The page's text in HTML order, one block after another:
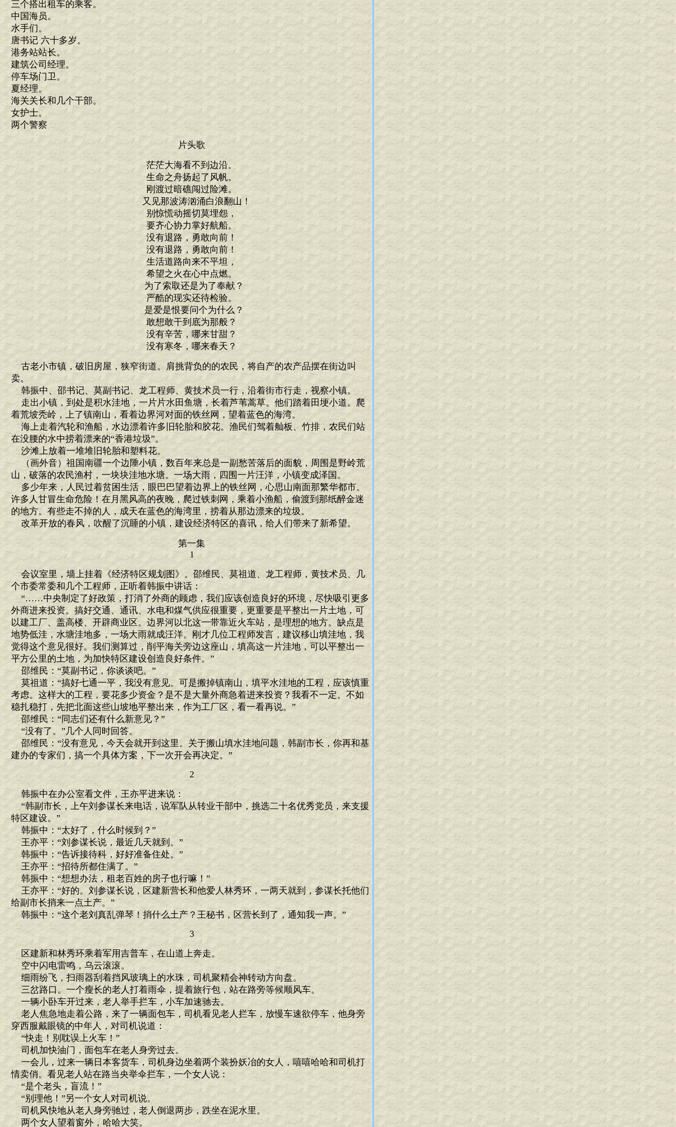
三个搭出租车的乘客。
中国海员。
水手们。
唐书记 六十多岁。
港务站站长。
建筑公司经理。
停车场门卫。
夏经理。
海关关长和几个干部。
女护士。
两个警察
片头歌
茫茫大海看不到边沿。
生命之舟扬起了风帆。
刚渡过暗礁闯过险滩。
又见那波涛汹涌白浪翻山！
别惊慌动摇切莫埋怨，
要齐心协力掌好航船。
没有退路，勇敢向前！
没有退路，勇敢向前！
生活道路向来不平坦，
希望之火在心中点燃。
为了索取还是为了奉献？
严酷的现实还待检验。
是爱是恨要问个为什么？
敢想敢干到底为那般？
没有辛苦，哪来甘甜？
没有寒冬，哪来春天？
古老小市镇，破旧房屋，狭窄街道。肩挑背负的的农民，将自产的农产品摆在街边叫
卖。
韩振中、邵书记、莫副书记、龙工程师、黄技术员一行，沿着街市行走，视察小镇。
走出小镇，到处是积水洼地，一片片水田鱼塘，长着芦苇蒿草。他们踏着田埂小道。爬
着荒坡秃岭，上了镇南山，看着边界河对面的铁丝网，望着蓝色的海湾。
海上走着汽轮和渔船，水边漂着许多旧轮胎和胶花。渔民们驾着舢板、竹排，农民们站
在没腰的水中捞着漂来的“香港垃圾”。
沙滩上放着一堆堆旧轮胎和塑料花。
（画外音）祖国南疆一个边陲小镇，数百年来总是一副愁苦落后的面貌，周围是野岭荒
山，破落的农民渔村，一块块洼地水塘。一场大雨，四围一片汪洋，小镇变成泽国。
多少年来，人民过着贫困生活，眼巴巴望着边界上的铁丝网，心思山南面那繁华都市。
许多人甘冒生命危险！在月黑风高的夜晚，爬过铁刺网，乘着小渔船，偷渡到那纸醉金迷
的地方。有些走不掉的人，成天在蓝色的海湾里，捞着从那边漂来的垃圾。
改革开放的春风，吹醒了沉睡的小镇，建设经济特区的喜讯，给人们带来了新希望。
第一集
1
会议室里，墙上挂着《经济特区规划图》。邵维民、莫祖道、龙工程师，黄技术员、几
个市委常委和几个工程师，正听着韩振中讲话：
“……中央制定了好政策，打消了外商的顾虑，我们应该创造良好的环境，尽快吸引更多
外商进来投资。搞好交通、通讯、水电和煤气供应很重要，更重要是平整出一片土地，可
以建工厂、盖高楼、开辟商业区。边界河以北这一带靠近火车站，是理想的地方。缺点是
地势低洼，水塘洼地多，一场大雨就成汪洋。刚才几位工程师发言，建议移山填洼地，我
觉得这个意见很好。我们测算过，削平海关旁边这座山，填高这一片洼地，可以平整出一
平方公里的土地，为加快特区建设创造良好条件。”
邵维民：“莫副书记，你谈谈吧。”
莫祖道：“搞好七通一平，我没有意见。可是搬掉镇南山，填平水洼地的工程，应该慎重
考虑。这样大的工程，要花多少资金？是不是大量外商急着进来投资？我看不一定。不如
稳扎稳打，先把北面这些山坡地平整出来，作为工厂区，看一看再说。”
邵维民：“同志们还有什么新意见？”
“没有了。”几个人同时回答。
邵维民：“没有意见，今天会就开到这里。关于搬山填水洼地问题，韩副市长，你再和基
建办的专家们，搞一个具体方案，下一次开会再决定。”
2
韩振中在办公室看文件，王亦平进来说：
“韩副市长，上午刘参谋长来电话，说军队从转业干部中，挑选二十名优秀党员，来支援
特区建设。”
韩振中：“太好了，什么时候到？”
王亦平：“刘参谋长说，最近几天就到。”
韩振中：“告诉接待科，好好准备住处。”
王亦平：“招待所都住满了。”
韩振中：“想想办法，租老百姓的房子也行嘛！”
王亦平：“好的。刘参谋长说，区建新营长和他爱人林秀环，一两天就到，参谋长托他们
给副市长捎来一点土产。”
韩振中：“这个老刘真乱弹琴！捎什么土产？王秘书，区营长到了，通知我一声。”
3
区建新和林秀环乘着军用吉普车，在山道上奔走。
空中闪电雷鸣，乌云滚滚。
细雨纷飞，扫雨器刮着挡风玻璃上的水珠，司机聚精会神转动方向盘。
三岔路口。一个瘦长的老人打着雨伞，提着旅行包，站在路旁等候顺风车。
一辆小卧车开过来，老人举手拦车，小车加速驰去。
老人焦急地走着公路，来了一辆面包车，司机看见老人拦车，放慢车速欲停车，他身旁
穿西服戴眼镜的中年人，对司机说道：
“快走！别耽误上火车！”
司机加快油门，面包车在老人身旁过去。
一会儿，过来一辆日本客货车，司机身边坐着两个装扮妖冶的女人，嘻嘻哈哈和司机打
情卖俏。看见老人站在路当央举伞拦车，一个女人说：
“是个老头，盲流！”
“别理他！”另一个女人对司机说。
司机风快地从老人身旁驰过，老人倒退两步，跌坐在泥水里。
两个女人望着窗外，哈哈大笑。